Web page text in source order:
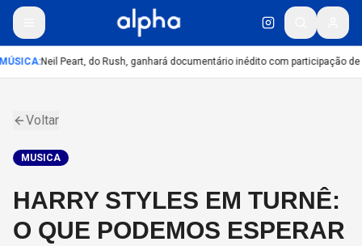
:Neil Peart, do Rush, ganhará documentário inédito com participação de
Voltar
MUSICA
HARRY STYLES EM TURNÊ:
O QUE PODEMOS ESPERAR